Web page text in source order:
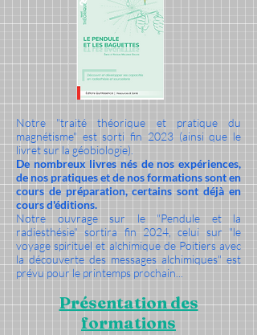
Notre "traité théorique et pratique du
magnétisme" est sorti fin 2023 (ainsi que le
livret sur la géobiologie).
De nombreux livres nés de nos expériences,
de nos pratiques et de nos formations sont en
cours de préparation, certains sont déjà en
cours d'éditions.
Notre ouvrage sur le "Pendule et la
radiesthésie" sortira fin 2024, celui sur "le
voyage spirituel et alchimique de Poitiers avec
la découverte des messages alchimiques" est
prévu pour le printemps prochain...
Présentation des
formations